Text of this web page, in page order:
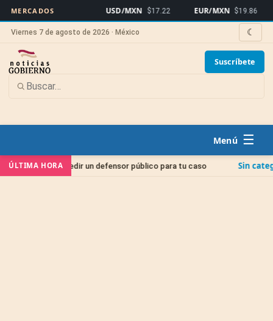
MERCADOS USD/MXN $17.22 EUR/MXN $19.86
Viernes 7 de agosto de 2026 · México ☾
Suscríbete
☰
ÚLTIMA HORA
pedir un defensor público para tu caso Sin categoría Juicio de